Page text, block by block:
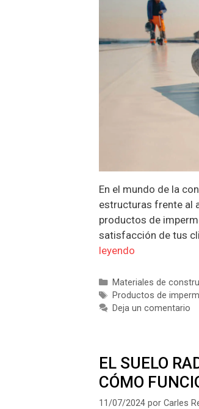
En el mundo de la
estructuras frente al
productos de
satisfacción de tus
leyendo
Categorías
Materiales de
Etiquetas
Productos de
Deja un comentario
EL SUELO
CÓMO
11/07/2024 por Carles